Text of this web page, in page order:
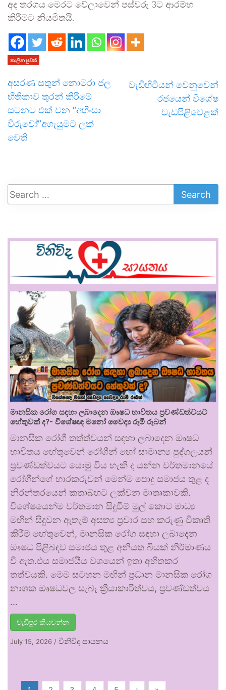
අද තරගය මෙරට වේලාවෙන් පස්වරු 3ට ආරම්භ
කිරීමට නියමිතයි.
කාලීන පුවත්
අසරණ සතුන් නොමරා ජල
භීතිකාව තුරන් කිරීමේ
සටනට එක් වන “අහිංසා
විරුවෝ”අගැයුමට ලක්
වෙති
වැඩිහිටියන් වෙනුවෙන්
රජයෙන් විශේෂ
වැඩපිළිවෙළක්
මානසික රෝග සඳහා ලබාදෙන ඖෂධ භාවිතය ප්‍රචණ්ඩත්වයට
හේතුවක් ද?- විශේෂඥ මනෝ වෛද්‍ය රූමි රූබන්
මානසික රෝගී තත්ත්වයන් සඳහා ලබාදෙන ඖෂධ
භාවිතය හේතුවෙන් රෝගීන් හෝ සාමාන්‍ය පුද්ගලයන්
ප්‍රචණ්ඩත්වයට යොමු විය හැකි ද යන්න වර්තමානයේ
රෝගීන්ගේ භාරකරුවන් මෙන්ම පොදු සමාජය තුළ ද
නිරන්තරයෙන් කතාබහට ලක්වන මාතෘකාවකි.
විශේෂයෙන්ම වර්තමාන සිදුවීම් මුල් කොට මාධ්‍ය
මඟින් සිදුවන ඇතැම් අසත්‍ය ප්‍රචාර සහ කරුණු විකෘති
කිරීම් හේතුවෙන්, මානසික රෝග සඳහා ලබාදෙන
ඖෂධ පිළිබඳව සමාජය තුළ අනියත බියක් නිර්මාණය
වී ඇත.එය සමාජයීය වශයෙන් ඉතා අහිතකර
තත්වයකි. මෙම සටහන මඟින් ප්‍රධාන මානසික රෝග
නාශක ඖෂධවල සැබෑ ක්‍රියාකාරීත්වය, ප්‍රචණ්ඩත්වය
…
වැඩිපුර කියවන්න
July 15, 2026 / විනිවිද සායනය